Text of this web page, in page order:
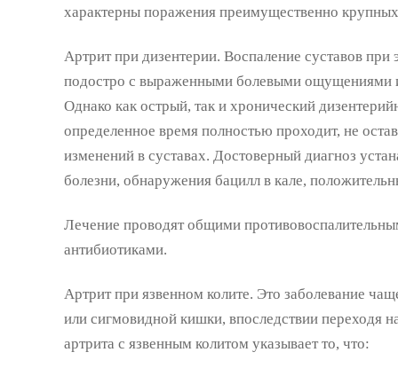
характерны поражения преимущественно
Артрит при дизентерии. Воспаление суставов при
подостро с выраженными болевыми ощущениями
Однако как острый, так и хронический
определенное время полностью проходит, не
изменений в суставах. Достоверный диагноз
болезни, обнаружения бацилл в кале,
Лечение проводят общими
антибиотиками.
Артрит при язвенном колите. Это заболевание
или сигмовидной кишки, впоследствии переходя
артрита с язвенным колитом указывает то, что: